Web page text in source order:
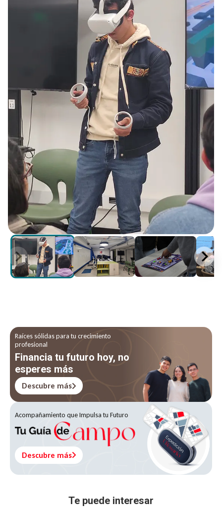
Raíces sólidas para tu crecimiento
profesional
Financia tu futuro hoy, no
esperes más
Descubre más
Acompañamiento que Impulsa tu Futuro
Descubre más
Te puede interesar
Gestión y Desarrollo Urbanos